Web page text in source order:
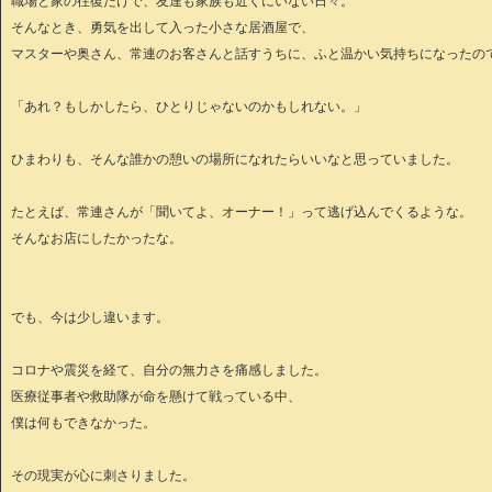
そんなとき、勇気を出して入った小さな居酒屋で、
マスターや奥さん、常連のお客さんと話すうちに、ふと温かい気持ちになったの
「あれ？もしかしたら、ひとりじゃないのかもしれない。」
ひまわりも、そんな誰かの憩いの場所になれたらいいなと思っていました。
たとえば、常連さんが「聞いてよ、オーナー！」って逃げ込んでくるような。
そんなお店にしたかったな。
でも、今は少し違います。
コロナや震災を経て、自分の無力さを痛感しました。
医療従事者や救助隊が命を懸けて戦っている中、
僕は何もできなかった。
その現実が心に刺さりました。